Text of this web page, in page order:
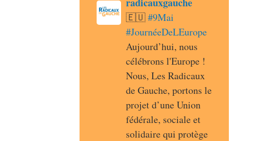
radicauxgauche avatar
🇪🇺 #9Mai
#JournéeDeLEurope
Aujourd’hui, nous
célébrons l'Europe !
Nous, Les Radicaux
de Gauche, portons le
projet d’une Union
fédérale, sociale et
solidaire qui protège